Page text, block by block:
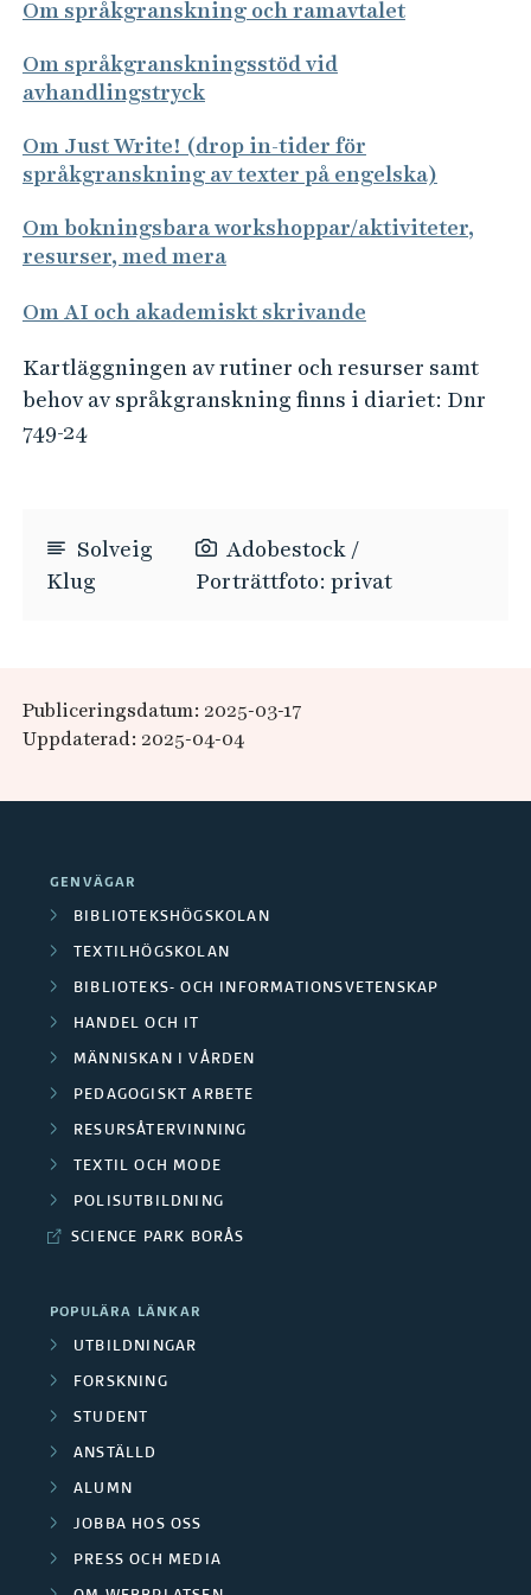
Om språkgranskning och ramavtalet
Om språkgranskningsstöd vid
avhandlingstryck
Om Just Write! (drop in-tider för
språkgranskning av texter på engelska)
Om bokningsbara workshoppar/aktiviteter,
resurser, med mera
Om AI och akademiskt skrivande
Kartläggningen av rutiner och resurser samt
behov av språkgranskning finns i diariet: Dnr
749-24
Solveig
Klug
Adobestock /
Porträttfoto: privat
Publiceringsdatum: 2025-03-17
Uppdaterad: 2025-04-04
GENVÄGAR
BIBLIOTEKSHÖGSKOLAN
TEXTILHÖGSKOLAN
BIBLIOTEKS- OCH INFORMATIONSVETENSKAP
HANDEL OCH IT
MÄNNISKAN I VÅRDEN
PEDAGOGISKT ARBETE
RESURSÅTERVINNING
TEXTIL OCH MODE
POLISUTBILDNING
SCIENCE PARK BORÅS
POPULÄRA LÄNKAR
UTBILDNINGAR
FORSKNING
STUDENT
ANSTÄLLD
ALUMN
JOBBA HOS OSS
PRESS OCH MEDIA